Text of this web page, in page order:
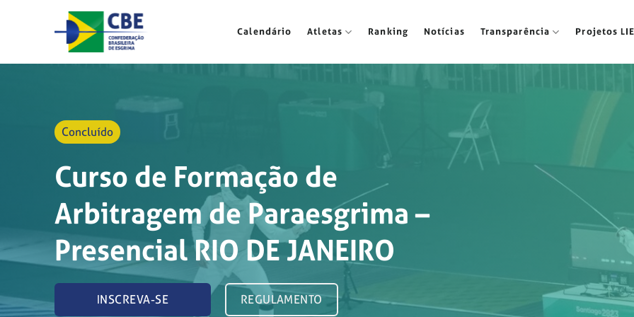
Calendário Atletas Ranking Notícias Transparência Projetos LIE
Concluído
Curso de Formação de
Arbitragem de Paraesgrima –
Presencial RIO DE JANEIRO
INSCREVA-SE REGULAMENTO